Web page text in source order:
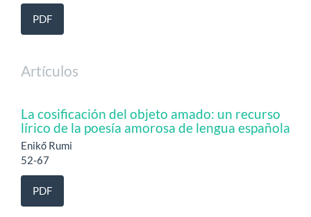
PDF
Artículos
La cosificación del objeto amado: un recurso
lírico de la poesía amorosa de lengua española
Enikő Rumi
52-67
PDF